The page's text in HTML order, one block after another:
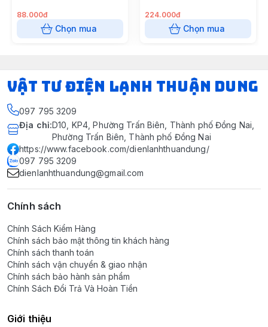
88.000đ
Chọn mua
224.000đ
Chọn mua
VẬT TƯ ĐIỆN LẠNH THUẬN DUNG
097 795 3209
Địa chỉ:D10, KP4, Phường Trấn Biên, Thành phố Đồng Nai,
Phường Trấn Biên, Thành phố Đồng Nai
https://www.facebook.com/dienlanhthuandung/
097 795 3209
dienlanhthuandung@gmail.com
Chính sách
Chính Sách Kiểm Hàng
Chính sách bảo mật thông tin khách hàng
Chính sách thanh toán
Chính sách vận chuyển & giao nhận
Chính sách bảo hành sản phẩm
Chính Sách Đổi Trả Và Hoàn Tiền
Giới thiệu